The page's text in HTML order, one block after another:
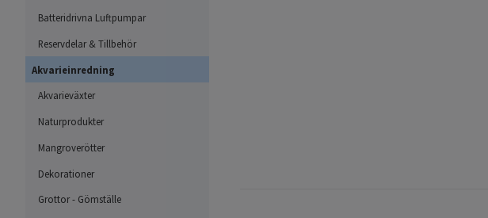
Batteridrivna Luftpumpar
Reservdelar & Tillbehör
Akvarieinredning
Akvarieväxter
Naturprodukter
Mangroverötter
Dekorationer
Grottor - Gömställe